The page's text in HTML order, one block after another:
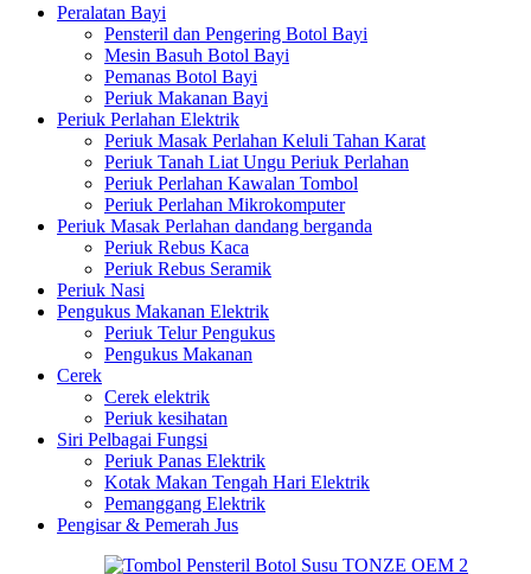
Peralatan Bayi
Pensteril dan Pengering Botol Bayi
Mesin Basuh Botol Bayi
Pemanas Botol Bayi
Periuk Makanan Bayi
Periuk Perlahan Elektrik
Periuk Masak Perlahan Keluli Tahan Karat
Periuk Tanah Liat Ungu Periuk Perlahan
Periuk Perlahan Kawalan Tombol
Periuk Perlahan Mikrokomputer
Periuk Masak Perlahan dandang berganda
Periuk Rebus Kaca
Periuk Rebus Seramik
Periuk Nasi
Pengukus Makanan Elektrik
Periuk Telur Pengukus
Pengukus Makanan
Cerek
Cerek elektrik
Periuk kesihatan
Siri Pelbagai Fungsi
Periuk Panas Elektrik
Kotak Makan Tengah Hari Elektrik
Pemanggang Elektrik
Pengisar & Pemerah Jus